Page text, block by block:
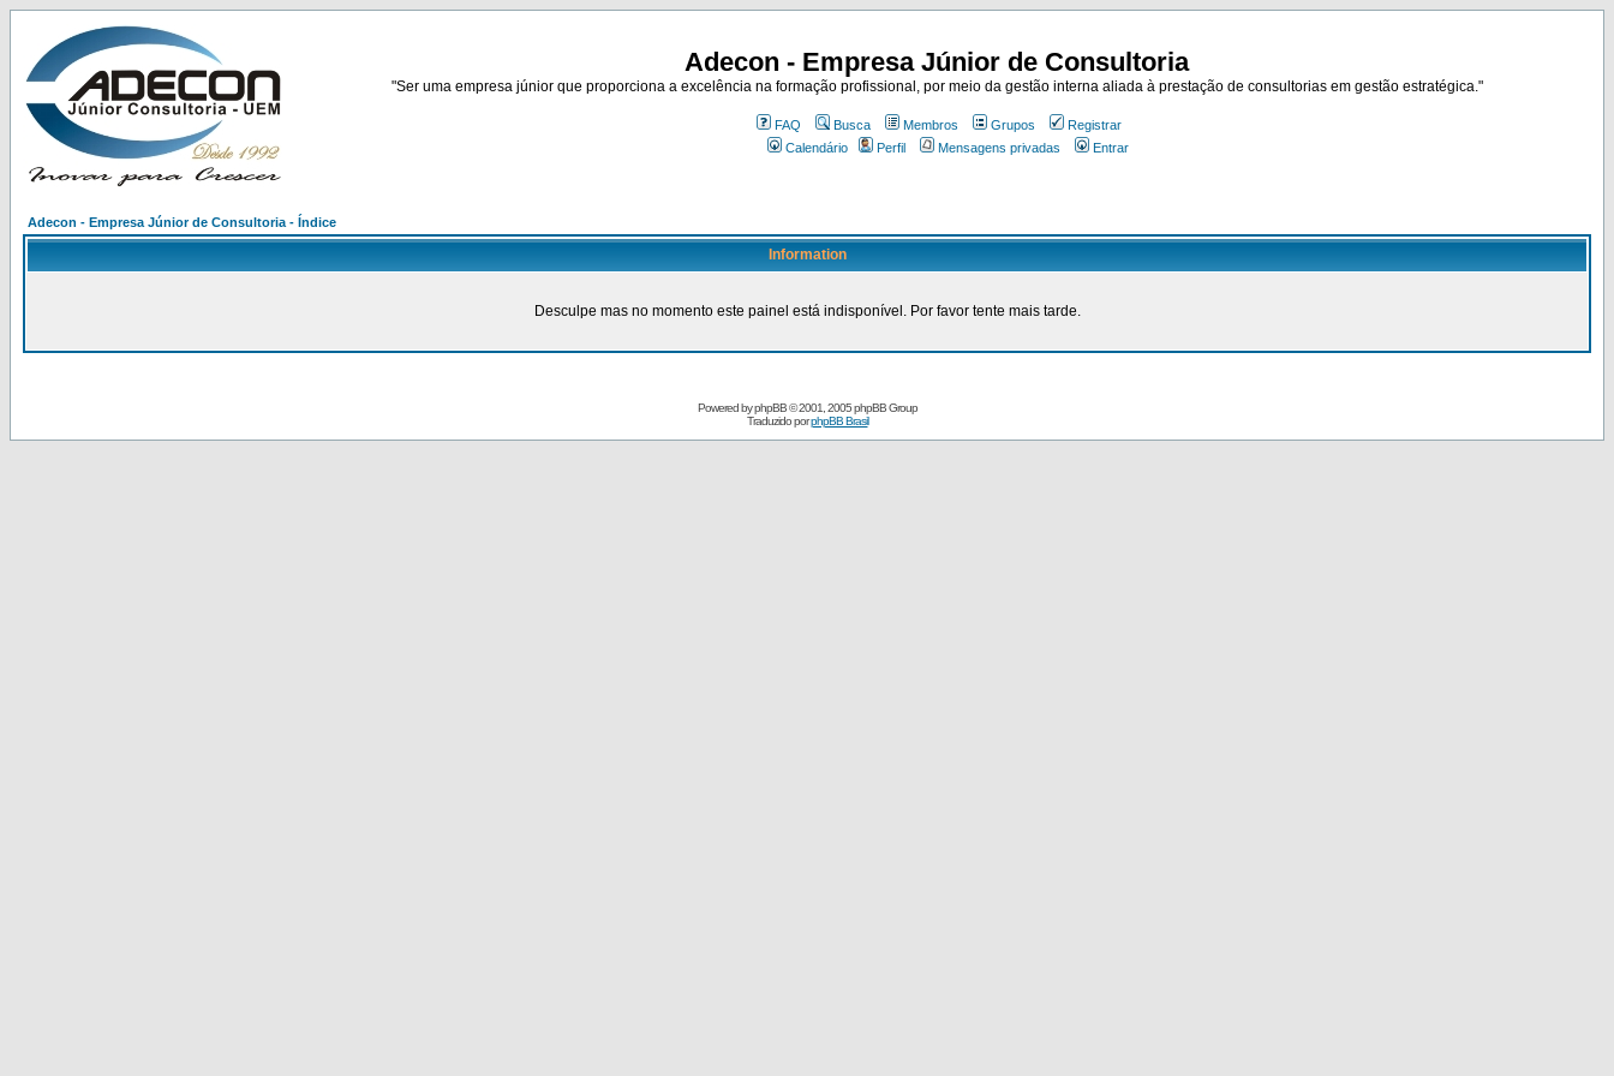
Adecon - Empresa Júnior de Consultoria
"Ser uma empresa júnior que proporciona a excelência na formação profissional, por meio da gestão interna aliada à prestação de consultorias em gestão estratégica."
FAQ Busca Membros Grupos
Registrar
Calendário
Perfil Mensagens privadas Entrar
Adecon - Empresa Júnior de Consultoria - Índice
Information
Desculpe mas no momento este painel está indisponível. Por favor tente mais tarde.
Powered byphpBB© 2001, 2005 phpBB Group
Traduzido porphpBB Brasil